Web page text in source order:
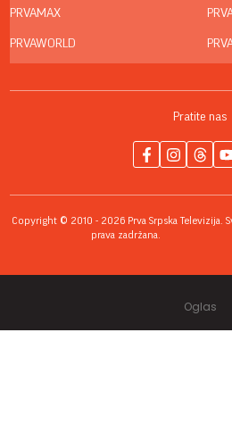
PRVAMAX
PRVAWORLD
Pratite nas
Copyright © 2010 - 2026 Prva Srpska Televizija.
prava zadržana.